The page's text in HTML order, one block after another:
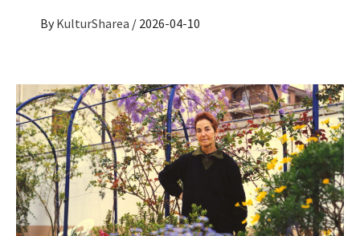
By KulturSharea / 2026-04-10